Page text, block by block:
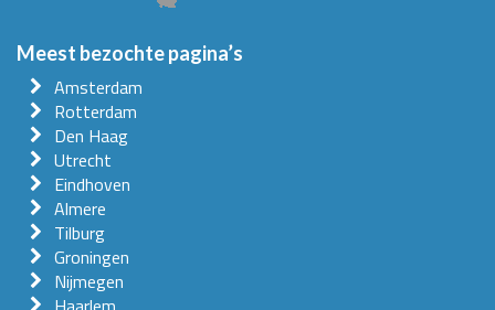
Meest bezochte pagina’s
Amsterdam
Rotterdam
Den Haag
Utrecht
Eindhoven
Almere
Tilburg
Groningen
Nijmegen